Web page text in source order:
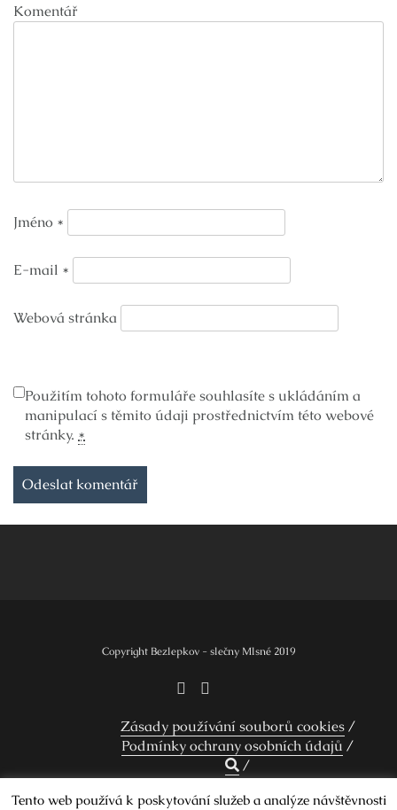
Komentář
Jméno *
E-mail *
Webová stránka
Použitím tohoto formuláře souhlasíte s ukládáním a
manipulací s těmito údaji prostřednictvím této webové
stránky. *
Copyright Bezlepkov - slečny Mlsné 2019
Zásady používání souborů cookies
Podmínky ochrany osobních údajů
Tento web používá k poskytování služeb a analýze návštěvnosti